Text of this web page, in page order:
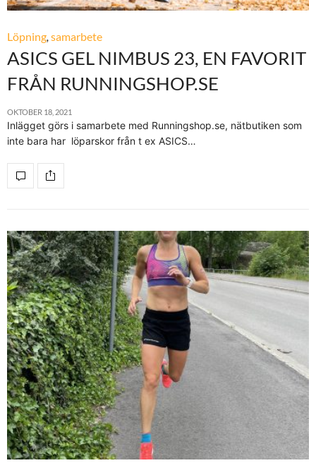
Löpning,samarbete
ASICS GEL NIMBUS 23, EN FAVORIT
FRÅN RUNNINGSHOP.SE
OKTOBER 18, 2021
Inlägget görs i samarbete med Runningshop.se, nätbutiken som
inte bara har löparskor från t ex ASICS…